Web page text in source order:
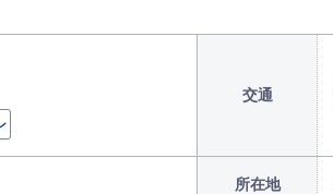
交通
所在地